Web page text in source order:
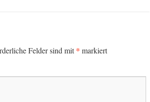
Felder sind mit* markiert